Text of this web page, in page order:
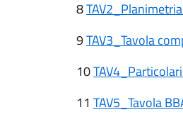
8
9TAV3_Tavola
10
11 TAV5_Tavola